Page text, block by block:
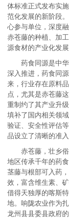
体标准正式发布实
范化发展的新阶段
心参与单位，深度
赤苍藤的种植、加
源食材的产业化发
药食同源是中
深入推进，药食同
来，行业存在原料
点，尤其是赤苍藤
重制约了其产业升
填补了国内相关领
验证、安全性评估
品设立了清晰的准入
赤苍藤，壮乡
地区传承千年的药
茎藤与根部可入药
效，富含维生素、
借得天独厚的喀斯
地。响陇农业作为
龙州县县委县政府